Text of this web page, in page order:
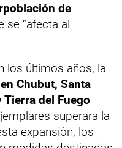
de
se “afecta al
los últimos años, la
Chubut, Santa
Tierra del Fuego
superara la
expansión, los